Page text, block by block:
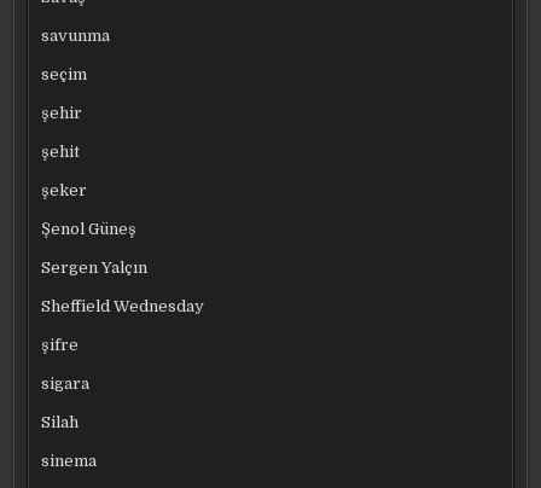
savunma
seçim
şehir
şehit
şeker
Şenol Güneş
Sergen Yalçın
Sheffield Wednesday
şifre
sigara
Silah
sinema